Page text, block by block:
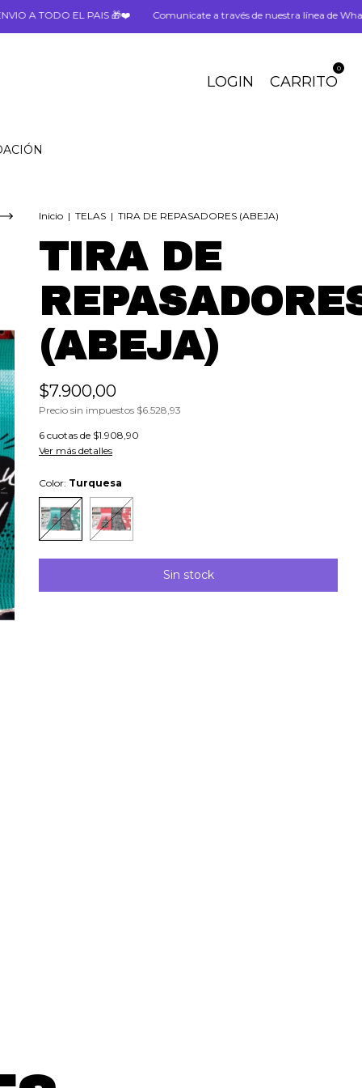
PAIS 🎁❤️ Comunicate a través de nuestra línea de WhatsApp📞
LOGIN CARRITO
0
Inicio | TELAS | TIRA DE REPASADORES (ABEJA)
TIRA DE
(ABEJA)
$7.900,00
Precio sin impuestos $6.528,93
6 cuotas de $1.908,90
Ver más detalles
Color: Turquesa